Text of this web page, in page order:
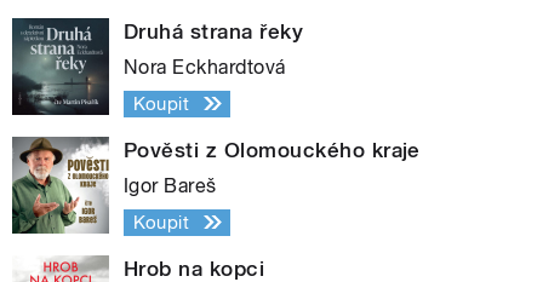
Druhá strana řeky
Nora Eckhardtová
Koupit
Pověsti z Olomouckého kraje
Igor Bareš
Koupit
Hrob na kopci